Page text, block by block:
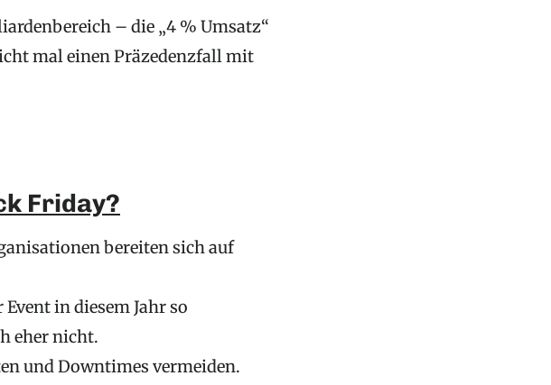
– die „4 % Umsatz“
mal einen Präzedenzfall mit
Friday?
bereiten sich auf
in diesem Jahr so
eher nicht.
und Downtimes vermeiden.